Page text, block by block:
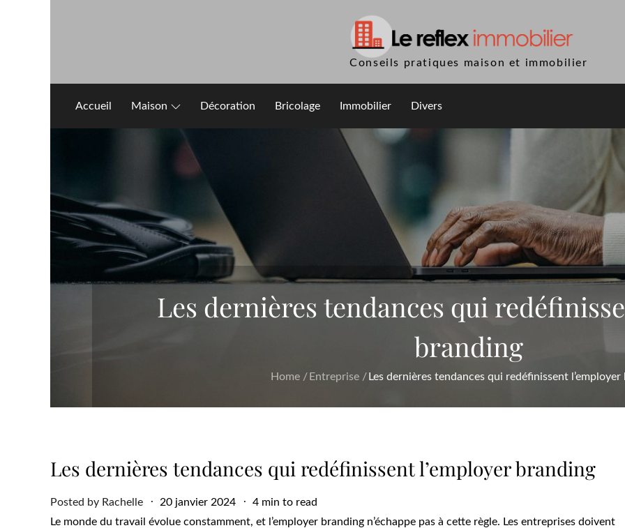
Conseils pratiques maison et immobilier
Accueil Maison Décoration Bricolage Immobilier Divers
Les dernières tendances qui
branding
Home Entreprise Les dernières tendances qui redéfinissent
Les dernières tendances qui redéfinissent l’employer branding
Posted by Rachelle
Posted
on
20 janvier 2024
4 min to read
Le monde du travail évolue constamment, et l’employer branding n’échappe pas à cette règle. Les entreprises doivent